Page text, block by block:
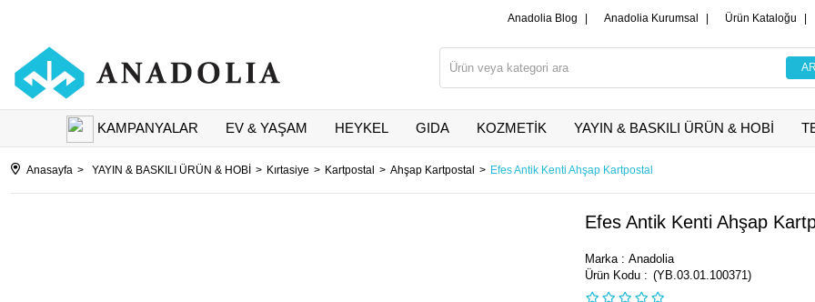
Anadolia Blog Anadolia Kurumsal Ürün Kataloğu
KAMPANYALAR EV & YAŞAM HEYKEL GIDA KOZMETİK YAYIN & BASKILI ÜRÜN & HOBİ
Anasayfa YAYIN & BASKILI ÜRÜN & HOBİ Kırtasiye Kartpostal Ahşap Kartpostal Efes Antik Kenti Ahşap Kartpostal
Efes Antik Kenti Ahşap
Marka : Anadolia
(YB.03.01.100371)